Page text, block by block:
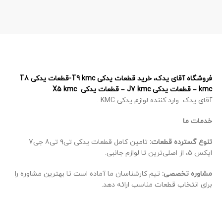
فروشگاه آقای یدک، خرید قطعات یدکی T9 kmc-قطعات یدکی T8
kmc – قطعات یدکی J7 kmc – قطعات یدکی X5 kmc
آقای یدک وارد کننده لوازم یدکی KMC .
خدمات ما
تنوع گسترده قطعات:
تامین کامل قطعات یدکی تی۹ تی8 جی7
ایکس 5، از اصلی‌ترین تا لوازم جانبی.
مشاوره تخصصی: تیم کارشناسان ما آماده است تا بهترین مشاوره را
برای انتخاب قطعات مناسب ارائه دهد.